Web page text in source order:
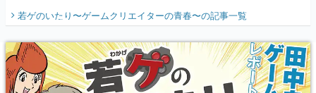
開く。業界の快男児・松山 洋に流れる血は
『少年ジャンプ』色だった【若ゲのいた
り】
若ゲのいたり〜ゲームクリエイターの青春〜の記事一覧